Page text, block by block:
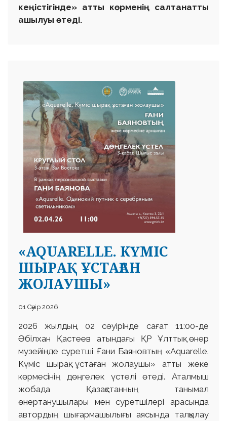
кеңістігінде» атты көрменің салтанатты
ашылуы өтеді.
«AQUARELLE. КҮМІС
ШЫРАҚ ҰСТАҒАН
ЖОЛАУШЫ»
01 Сәуір 2026
2026 жылдың 02 сәуірінде сағат 11:00-де
Әбілхан Қастеев атындағы ҚР Ұлттық өнер
музейінде суретші Ғани Баяновтың «Aquarelle.
Күміс шырақ ұстаған жолаушы» атты жеке
көрмесінің дөңгелек үстелі өтеді. Аталмыш
жобада Қазақстанның танымал
өнертанушылары мен суретшілері арасында
автордың шығармашылығы аясында талқылау